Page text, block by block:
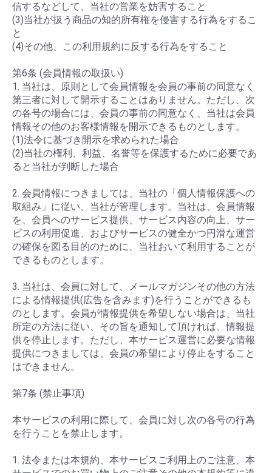
信するなどして、当社の営業を妨害すること
(3)当社が扱う商品の知的所有権を侵害する行為をするこ
と
(4)その他、この利用規約に反する行為をすること
第6条 (会員情報の取扱い)
1. 当社は、原則として会員情報を会員の事前の同意なく
第三者に対して開示することはありません。ただし、次
の各号の場合には、会員の事前の同意なく、当社は会員
情報その他のお客様情報を開示できるものとします。
(1)法令に基づき開示を求められた場合
(2)当社の権利、利益、名誉等を保護するために必要であ
ると当社が判断した場合
2. 会員情報につきましては、当社の「個人情報保護への
取組み」に従い、当社が管理します。当社は、会員情報
を、会員へのサービス提供、サービス内容の向上、サー
ビスの利用促進、およびサービスの健全かつ円滑な運営
の確保を図る目的のために、当社おいて利用することが
できるものとします。
3. 当社は、会員に対して、メールマガジンその他の方法
による情報提供(広告を含みます)を行うことができるも
のとします。会員が情報提供を希望しない場合は、当社
所定の方法に従い、その旨を通知して頂ければ、情報提
供を停止します。ただし、本サービス運営に必要な情報
提供につきましては、会員の希望により停止をすること
はできません。
第7条 (禁止事項)
本サービスの利用に際して、会員に対し次の各号の行為
を行うことを禁止します。
1. 法令または本規約、本サービスご利用上のご注意、本